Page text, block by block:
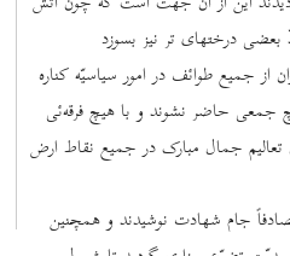
درختهای تر نیز بسوزد
از جمیع طوائف در امور سیاسیّه کناره
جمعی حاضر نشوند و با هیچ فرقه‌ئی
جمال مبارک در جمیع نقاط ارض
جام شهادت نوشیدند و همچنین